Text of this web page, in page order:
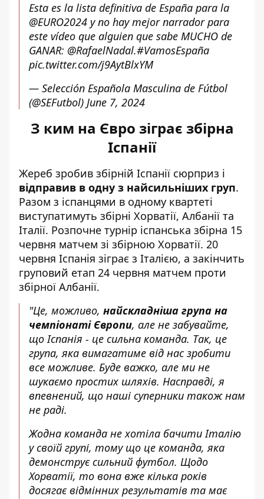
Esta es la lista definitiva de España para la
@EURO2024 y no hay mejor narrador para
este vídeo que alguien que sabe MUCHO de
GANAR: @RafaelNadal.#VamosEspaña
pic.twitter.com/j9AytBlxYM
— Selección Española Masculina de Fútbol
(@SEFutbol) June 7, 2024
З ким на Євро зіграє збірна
Іспанії
Жереб зробив збірній Іспанії сюрприз і
відправив в одну з найсильніших груп.
Разом з іспанцями в одному квартеті
виступатимуть збірні Хорватії, Албанії та
Італії. Розпочне турнір іспанська збірна 15
червня матчем зі збірною Хорватії. 20
червня Іспанія зіграє з Італією, а закінчить
груповий етап 24 червня матчем проти
збірної Албанії.
"Це, можливо, найскладніша група на
чемпіонаті Європи, але не забувайте,
що Іспанія - це сильна команда. Так, це
група, яка вимагатиме від нас зробити
все можливе. Буде важко, але ми не
шукаємо простих шляхів. Насправді, я
впевнений, що наші суперники також нам
не раді.
Жодна команда не хотіла бачити Італію
у своїй групі, тому що це команда, яка
демонструє сильний футбол. Щодо
Хорватії, то вона вже кілька років
досягає відмінних результатів та має